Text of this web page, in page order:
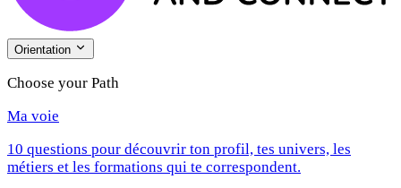
Orientation
Choose your Path
Ma voie
10 questions pour découvrir ton profil, tes univers, les
métiers et les formations qui te correspondent.